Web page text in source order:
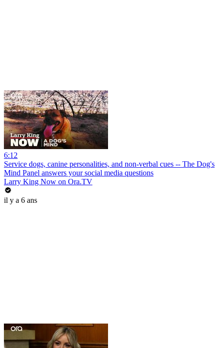
6:12
Service dogs, canine personalities, and non-verbal cues -- The Dog's
Mind Panel answers your social media questions
Larry King Now on Ora.TV
il y a 6 ans